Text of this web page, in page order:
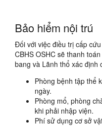
Bảo hiểm nội trú
Đối với việc điều trị cấp
CBHS OSHC sẽ thanh
bang và Lãnh thổ xác định
Phòng bệnh tập thể
ngày.
Phòng mổ, phòng
khi phải nhập viện.
Phí sử dụng cơ sở